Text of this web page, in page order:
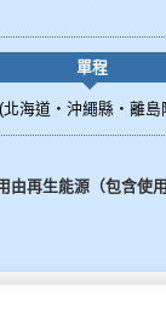
單程
海道・沖繩縣・離島
由再生能源（包含使